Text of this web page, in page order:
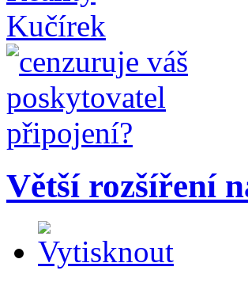
Větší rozšíření